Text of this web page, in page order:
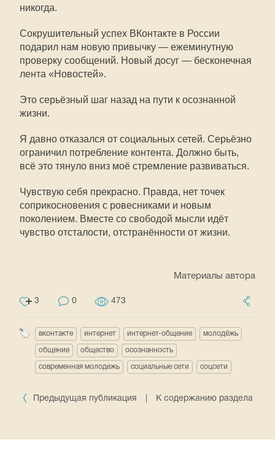
никогда.
Сокрушительный успех ВКонтакте в России
подарил нам новую привычку — ежеминутную
проверку сообщений. Новый досуг — бесконечная
лента «Новостей».
Это серьёзный шаг назад на пути к осознанной
жизни.
Я давно отказался от социальных сетей. Серьёзно
ограничил потребление контента. Должно быть,
всё это тянуло вниз моё стремление развиваться.
Чувствую себя прекрасно. Правда, нет точек
соприкосновения с ровесниками и новым
поколением. Вместе со свободой мысли идёт
чувство отсталости, отстранённости от жизни.
Материалы автора
3 0 473
вконтакте интернет интернет-общение молодёжь
общение общество осознанность
современная молодежь социальные сети соцсети
Предыдущая публикация К содержанию раздела